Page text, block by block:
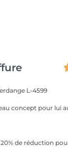
L-4599
concept pour lui
de réduction